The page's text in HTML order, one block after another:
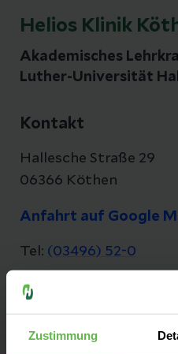
Zustimmung
Helios Klinik
Akademisches
Luther-Universität
Kontakt
Hallesche Straße 29
06366 Köthen
Anfahrt auf Google
Tel: (03496) 52-0
Fax: (03496) 52-11 01